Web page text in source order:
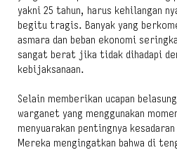
yakni 25 tahun, harus kehilangan
begitu tragis. Banyak yang
asmara dan beban ekonomi
sangat berat jika tidak dihadapi
kebijaksanaan.
Selain memberikan ucapan
warganet yang menggunakan
menyuarakan pentingnya
Mereka mengingatkan bahwa di